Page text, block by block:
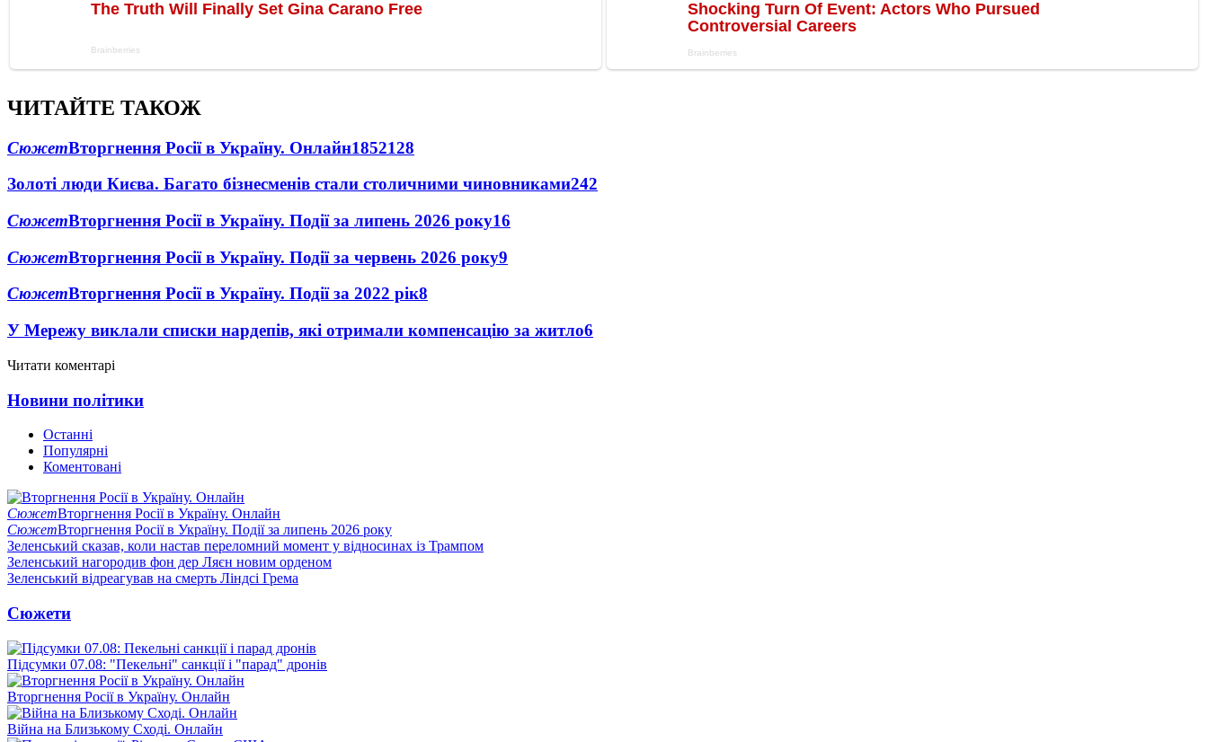
ЧИТАЙТЕ ТАКОЖ
СюжетВторгнення Росії в Україну. Онлайн1852128
Золоті люди Києва. Багато бізнесменів стали столичними чиновниками242
СюжетВторгнення Росії в Україну. Події за липень 2026 року16
СюжетВторгнення Росії в Україну. Події за червень 2026 року9
СюжетВторгнення Росії в Україну. Події за 2022 рік8
У Мережу виклали списки нардепів, які отримали компенсацію за житло6
Читати коментарі
Новини політики
Останні
Популярні
Коментовані
СюжетВторгнення Росії в Україну. Онлайн
СюжетВторгнення Росії в Україну. Події за липень 2026 року
Зеленський сказав, коли настав переломний момент у відносинах із Трампом
Зеленський нагородив фон дер Ляєн новим орденом
Зеленський відреагував на смерть Ліндсі Грема
Сюжети
Підсумки 07.08: "Пекельні" санкції і "парад" дронів
Вторгнення Росії в Україну. Онлайн
Війна на Близькому Сході. Онлайн